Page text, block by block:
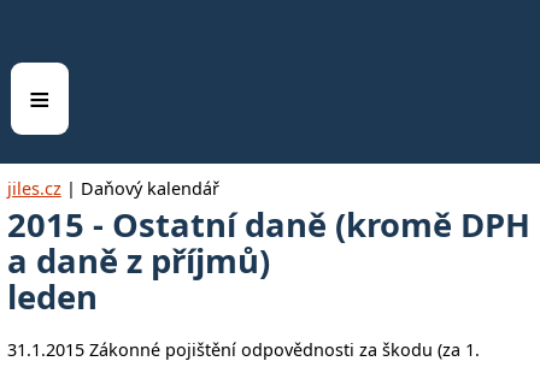
≡
jiles.cz| Daňový kalendář
2015 - Ostatní daně (kromě DPH
a daně z příjmů)
leden
31.1.2015 Zákonné pojištění odpovědnosti za škodu (za 1.